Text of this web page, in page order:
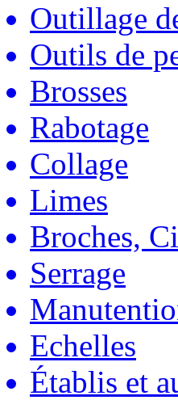
Outillage
Outils de
Brosses
Rabotage
Collage
Limes
Broches,
Serrage
Echelles
Établis et